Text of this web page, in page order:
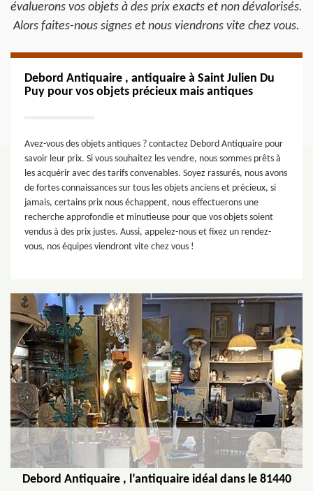
évaluerons vos objets à des prix exacts et non dévalorisés.
Alors faites-nous signes et nous viendrons vite chez vous.
Debord Antiquaire , antiquaire à Saint Julien Du
Puy pour vos objets précieux mais antiques
Avez-vous des objets antiques ? contactez Debord Antiquaire pour
savoir leur prix. Si vous souhaitez les vendre, nous sommes prêts à
les acquérir avec des tarifs convenables. Soyez rassurés, nous avons
de fortes connaissances sur tous les objets anciens et précieux, si
jamais, certains prix nous échappent, nous effectuerons une
recherche approfondie et minutieuse pour que vos objets soient
vendus à des prix justes. Aussi, appelez-nous et fixez un rendez-
vous, nos équipes viendront vite chez vous !
Debord Antiquaire , l’antiquaire idéal dans le 81440